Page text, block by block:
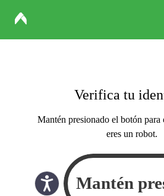
Verifica tu
Mantén presionado el botón
eres un robot.